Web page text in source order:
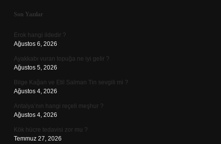
Sidebar
Son Yazılar
Erok hangi ildedir ?
Ağustos 6, 2026
Ayakkabı vuran topuğa ne iyi gelir ?
Ağustos 5, 2026
Bilge Kağan ve Etil Salman Tin sevgili mi ?
Ağustos 4, 2026
Antalya’nın hangi reçeli meşhur ?
Ağustos 4, 2026
Kök hücre tedavisi zor mu ?
Temmuz 27, 2026